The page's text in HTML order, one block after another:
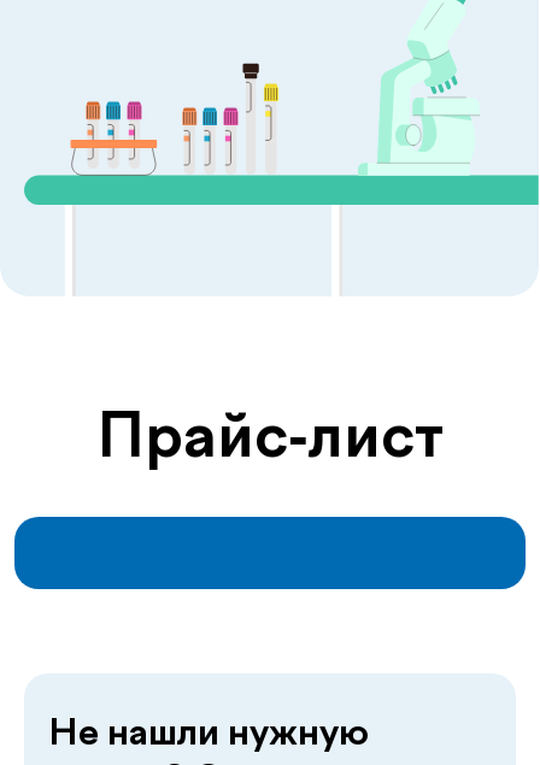
Прайс-лист
Не нашли нужную
услугу? Оставьте заявку
Перезвоните мне